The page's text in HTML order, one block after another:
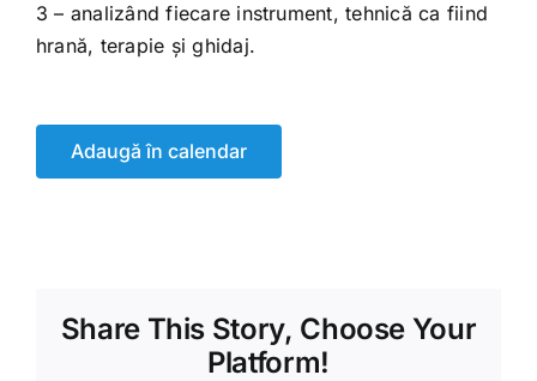
3 – analizând fiecare instrument, tehnică ca fiind
hrană, terapie și ghidaj.
Adaugă în calendar
Share This Story, Choose Your
Platform!